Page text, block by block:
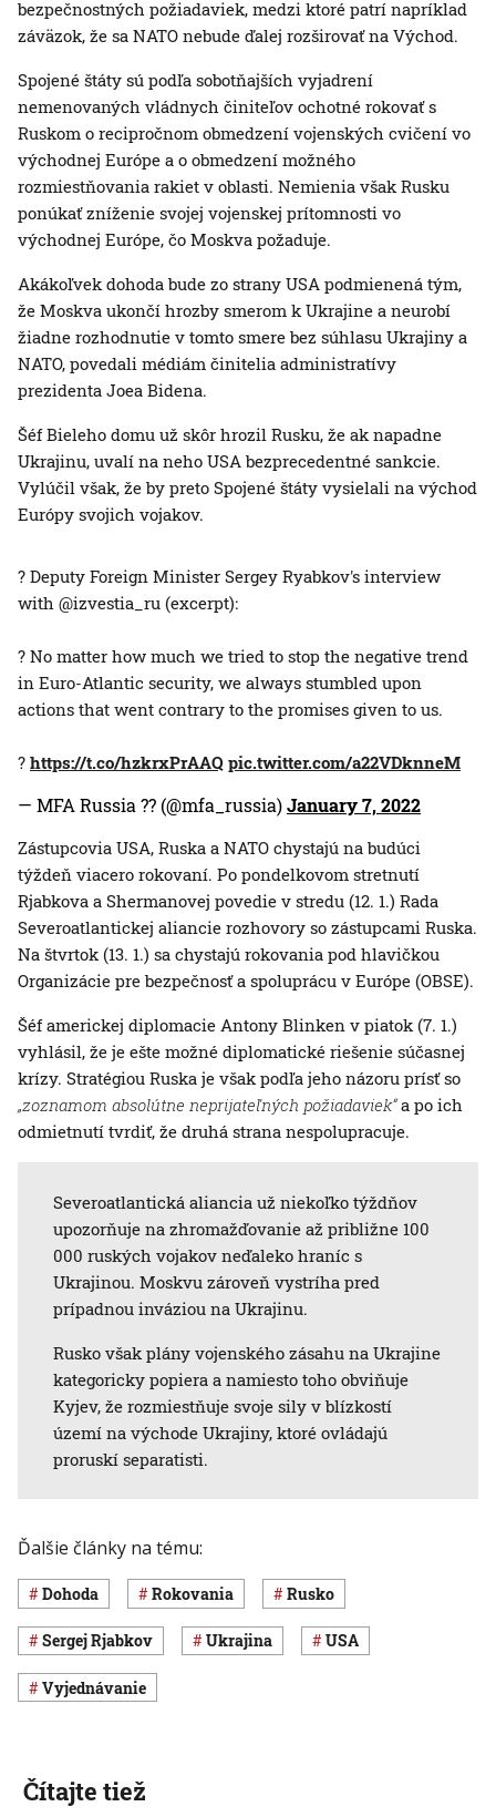
bezpečnostných požiadaviek, medzi ktoré patrí napríklad
záväzok, že sa NATO nebude ďalej rozširovať na Východ.
Spojené štáty sú podľa sobotňajších vyjadrení
nemenovaných vládnych činiteľov ochotné rokovať s
Ruskom o recipročnom obmedzení vojenských cvičení vo
východnej Európe a o obmedzení možného
rozmiestňovania rakiet v oblasti. Nemienia však Rusku
ponúkať zníženie svojej vojenskej prítomnosti vo
východnej Európe, čo Moskva požaduje.
Akákoľvek dohoda bude zo strany USA podmienená tým,
že Moskva ukončí hrozby smerom k Ukrajine a neurobí
žiadne rozhodnutie v tomto smere bez súhlasu Ukrajiny a
NATO, povedali médiám činitelia administratívy
prezidenta Joea Bidena.
Šéf Bieleho domu už skôr hrozil Rusku, že ak napadne
Ukrajinu, uvalí na neho USA bezprecedentné sankcie.
Vylúčil však, že by preto Spojené štáty vysielali na východ
Európy svojich vojakov.
? Deputy Foreign Minister Sergey Ryabkov's interview
with @izvestia_ru (excerpt):
? No matter how much we tried to stop the negative trend
in Euro-Atlantic security, we always stumbled upon
actions that went contrary to the promises given to us.
? https://t.co/hzkrxPrAAQ pic.twitter.com/a22VDknneM
— MFA Russia ?? (@mfa_russia)January 7, 2022
Zástupcovia USA, Ruska a NATO chystajú na budúci
týždeň viacero rokovaní. Po pondelkovom stretnutí
Rjabkova a Shermanovej povedie v stredu (12. 1.) Rada
Severoatlantickej aliancie rozhovory so zástupcami Ruska.
Na štvrtok (13. 1.) sa chystajú rokovania pod hlavičkou
Organizácie pre bezpečnosť a spoluprácu v Európe (OBSE).
Šéf americkej diplomacie Antony Blinken v piatok (7. 1.)
vyhlásil, že je ešte možné diplomatické riešenie súčasnej
krízy. Stratégiou Ruska je však podľa jeho názoru prísť so
„zoznamom absolútne neprijateľných požiadaviek“a po ich
odmietnutí tvrdiť, že druhá strana nespolupracuje.
Severoatlantická aliancia už niekoľko týždňov
upozorňuje na zhromažďovanie až približne 100
000 ruských vojakov neďaleko hraníc s
Ukrajinou. Moskvu zároveň vystríha pred
prípadnou inváziou na Ukrajinu.
Rusko však plány vojenského zásahu na Ukrajine
kategoricky popiera a namiesto toho obviňuje
Kyjev, že rozmiestňuje svoje sily v blízkostí
území na východe Ukrajiny, ktoré ovládajú
proruskí separatisti.
Ďalšie články na tému:
dohoda rokovania Rusko
Sergej Rjabkov Ukrajina USA
vyjednávanie
Čítajte tiež